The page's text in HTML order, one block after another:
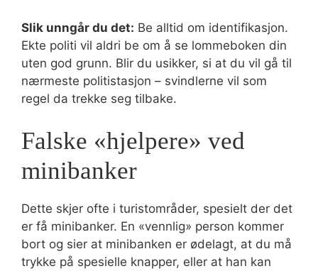
Slik unngår du det: Be alltid om identifikasjon.
Ekte politi vil aldri be om å se lommeboken din
uten god grunn. Blir du usikker, si at du vil gå til
nærmeste politistasjon – svindlerne vil som
regel da trekke seg tilbake.
Falske «hjelpere» ved
minibanker
Dette skjer ofte i turistområder, spesielt der det
er få minibanker. En «vennlig» person kommer
bort og sier at minibanken er ødelagt, at du må
trykke på spesielle knapper, eller at han kan